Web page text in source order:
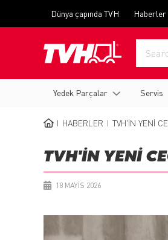
menu
Dünya çapında TVH Haberler
navigation
Yedek Parçalar Servis
HABERLER TVH'IN YENI
TVH'IN YENI
18 MAYIS 2026